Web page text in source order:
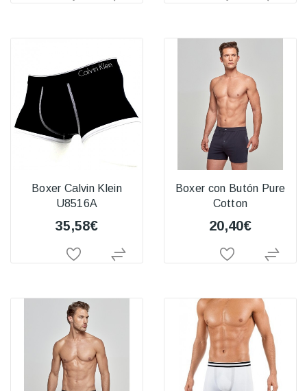
Boxer Calvin Klein
U8516A
35,58€
Boxer con Butón Pure
Cotton
20,40€